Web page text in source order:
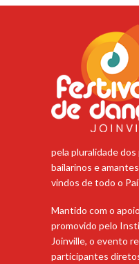
pela pluralidade
bailarinos e
vindos de todo o
Mantido com o
promovido pelo
Joinville, o evento
participantes